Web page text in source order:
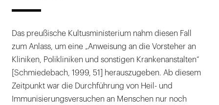
Das preußische Kultusministerium nahm diesen Fall
zum Anlass, um eine „Anweisung an die Vorsteher an
Kliniken, Polikliniken und sonstigen Krankenanstalten“
[Schmiedebach, 1999, 51] herauszugeben. Ab diesem
Zeitpunkt war die Durchführung von Heil- und
Immunisierungsversuchen an Menschen nur noch